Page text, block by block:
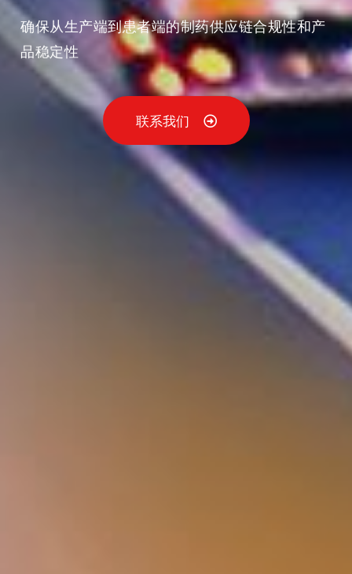
确保从生产端到患者端的制药供应链合规性和产
品稳定性
联系我们